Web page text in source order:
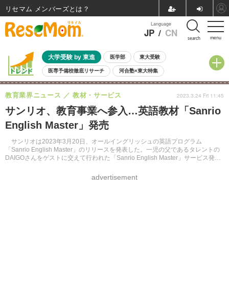
menu
Language
JP / CN search
大学受験 by 東進 医学部 東大受験
医専予備校徹底リサーチ 河合塾×東大特集
親子で考える大学選び 高校受験 中学受験 小学校受験
共通テスト 夏休み 8月開催学校説明会・相談会
8月開催イベント・WS 全国公立高校 過去問 人気記事
自由研究教材（小学生向け） 自由研究教材（中学生向け）
サンリオ、教育事業へ参入…英語教材「Sanrio
English Master」発売
サンリオは2023年3月20日、オールイングリッシュの英語プログラム
「Sanrio English Master」のリリースを発表した。一児の父であるタレントの
DAIGOさんをゲストに交えて行われた「Sanrio English Master」サービス発表
教育業界ニュース 教材・サービス
advertisement
2023.3.24 Fri 11:45
リセマム メンバーズ